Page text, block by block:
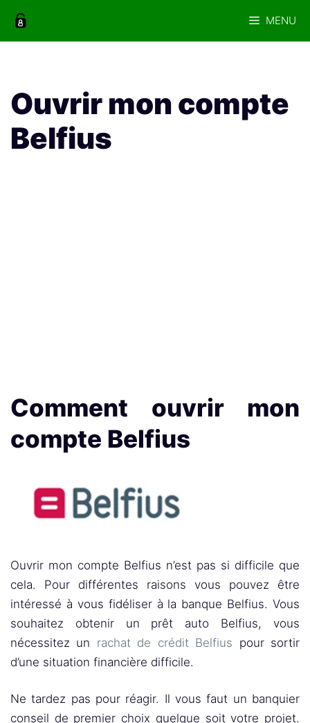
MENU
Ouvrir mon compte
Belfius
Comment ouvrir mon
compte Belfius
Ouvrir mon compte Belfius n’est pas si difficile que
cela. Pour différentes raisons vous pouvez être
intéressé à vous fidéliser à la banque Belfius. Vous
souhaitez obtenir un prêt auto Belfius, vous
nécessitez un rachat de crédit Belfius pour sortir
d’une situation financière difficile.
Ne tardez pas pour réagir. Il vous faut un banquier
conseil de premier choix quelque soit votre projet.